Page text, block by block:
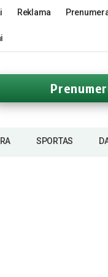
Reklama
SPORTAS